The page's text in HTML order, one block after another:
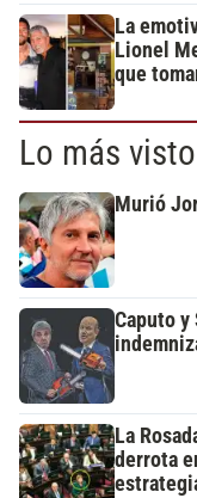
La
Lionel
que
Lo más
Murió
Caputo y
La
derrota